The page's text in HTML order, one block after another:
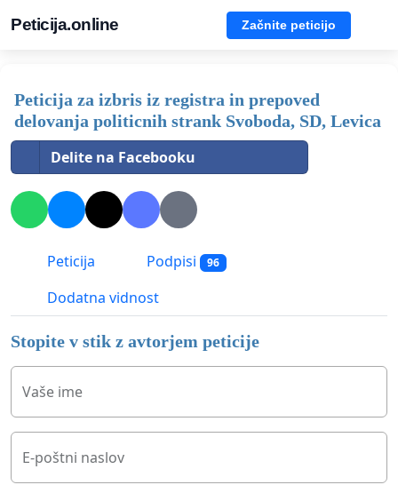
Peticija.online Začnite peticijo
Peticija za izbris iz registra in prepoved
delovanja politicnih strank Svoboda, SD, Levica
Delite na Facebooku
Peticija Podpisi 96
Dodatna vidnost
Stopite v stik z avtorjem peticije
Vaše ime
E-poštni naslov